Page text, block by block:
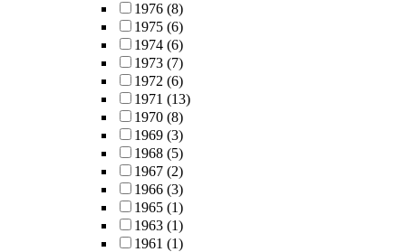
1976 (8)
1975 (6)
1974 (6)
1973 (7)
1972 (6)
1971 (13)
1970 (8)
1969 (3)
1968 (5)
1967 (2)
1966 (3)
1965 (1)
1963 (1)
1961 (1)